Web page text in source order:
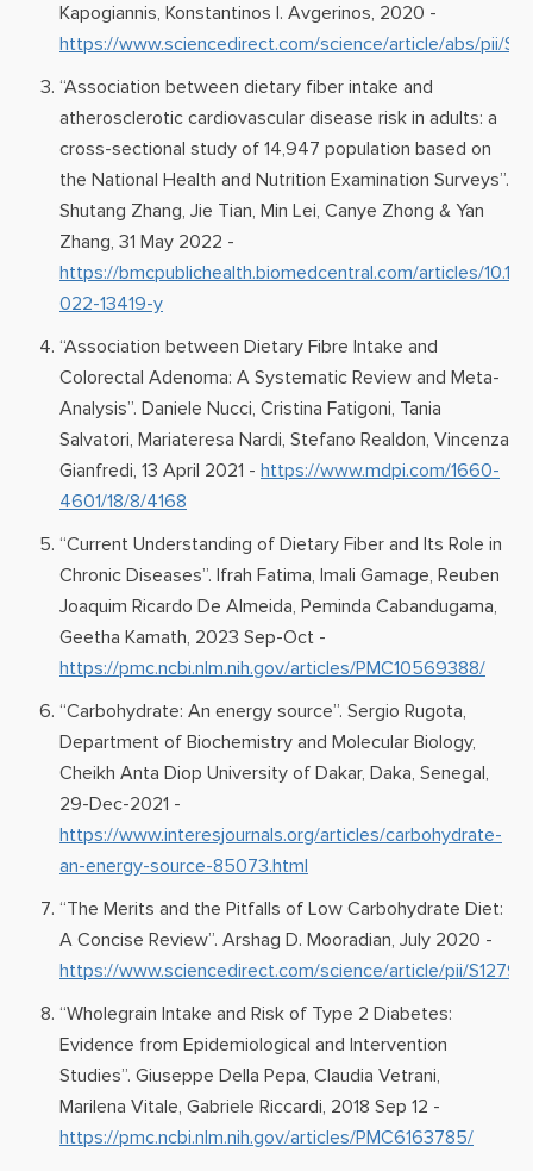
Kapogiannis, Konstantinos I. Avgerinos, 2020 -
https://www.sciencedirect.com/science/article/abs/pii/
“Association between dietary fiber intake and
atherosclerotic cardiovascular disease risk in adults: a
cross-sectional study of 14,947 population based on
the National Health and Nutrition Examination Surveys”.
Shutang Zhang, Jie Tian, Min Lei, Canye Zhong & Yan
Zhang, 31 May 2022 -
https://bmcpublichealth.biomedcentral.com/articles/
022-13419-y
“Association between Dietary Fibre Intake and
Colorectal Adenoma: A Systematic Review and Meta-
Analysis”. Daniele Nucci, Cristina Fatigoni, Tania
Salvatori, Mariateresa Nardi, Stefano Realdon, Vincenza
Gianfredi, 13 April 2021 - https://www.mdpi.com/1660-
4601/18/8/4168
“Current Understanding of Dietary Fiber and Its Role in
Chronic Diseases”. Ifrah Fatima, Imali Gamage, Reuben
Joaquim Ricardo De Almeida, Peminda Cabandugama,
Geetha Kamath, 2023 Sep-Oct -
https://pmc.ncbi.nlm.nih.gov/articles/PMC10569388/
“Carbohydrate: An energy source”. Sergio Rugota,
Department of Biochemistry and Molecular Biology,
Cheikh Anta Diop University of Dakar, Daka, Senegal,
29-Dec-2021 -
https://www.interesjournals.org/articles/carbohydrate-
an-energy-source-85073.html
“The Merits and the Pitfalls of Low Carbohydrate Diet:
A Concise Review”. Arshag D. Mooradian, July 2020 -
https://www.sciencedirect.com/science/article/pii/
“Wholegrain Intake and Risk of Type 2 Diabetes:
Evidence from Epidemiological and Intervention
Studies”. Giuseppe Della Pepa, Claudia Vetrani,
Marilena Vitale, Gabriele Riccardi, 2018 Sep 12 -
https://pmc.ncbi.nlm.nih.gov/articles/PMC6163785/